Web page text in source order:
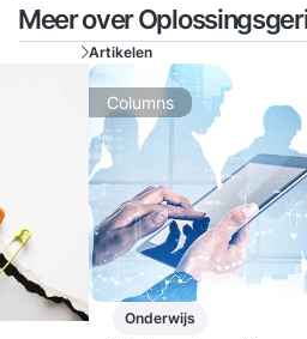
Meer over
Artikelen
Columns
Onderwijs